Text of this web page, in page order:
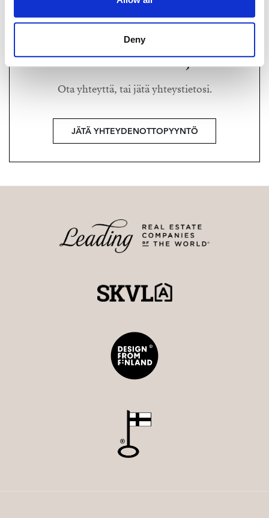
Deny
Haluatko lisätietoja?
Ota yhteyttä, tai jätä yhteystietosi.
JÄTÄ YHTEYDENOTTOPYYNTÖ